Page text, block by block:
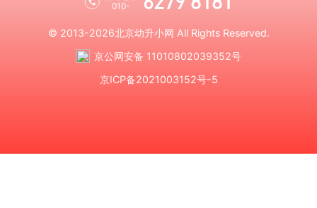
010-
© 2013-2026北京幼升小网 All Rights Reserved.
京公网安备 11010802039352号
京ICP备2021003152号-5